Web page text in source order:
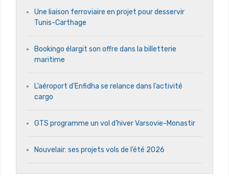
Une liaison ferroviaire en projet pour desservir
Tunis-Carthage
Bookingo élargit son offre dans la billetterie
maritime
L’aéroport d’Enfidha se relance dans l’activité
cargo
GTS programme un vol d’hiver Varsovie-Monastir
Nouvelair: ses projets vols de l’été 2026